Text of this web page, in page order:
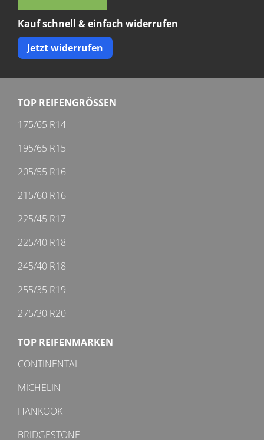
Kauf schnell & einfach widerrufen
Jetzt widerrufen
TOP REIFENGRÖSSEN
175/65 R14
195/65 R15
205/55 R16
215/60 R16
225/45 R17
225/40 R18
245/40 R18
255/35 R19
275/30 R20
TOP REIFENMARKEN
CONTINENTAL
MICHELIN
HANKOOK
BRIDGESTONE